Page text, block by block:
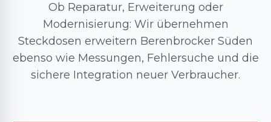
Ob Reparatur, Erweiterung oder
Modernisierung: Wir übernehmen
Steckdosen erweitern Berenbrocker Süden
ebenso wie Messungen, Fehlersuche und die
sichere Integration neuer Verbraucher.